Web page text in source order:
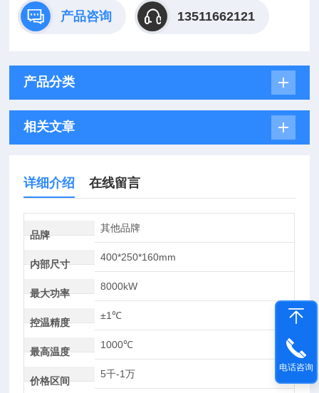
产品咨询 13511662121
产品分类
相关文章
详细介绍 在线留言
品牌
其他品牌
内部尺寸
400*250*160mm
最大功率
8000kW
控温精度
±1℃
最高温度
1000℃
价格区间
5千-1万
电话咨询